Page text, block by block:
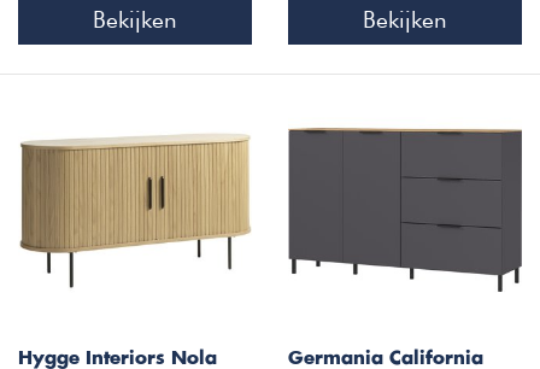
Bekijken Bekijken
Hygge Interiors Nola
Germania California